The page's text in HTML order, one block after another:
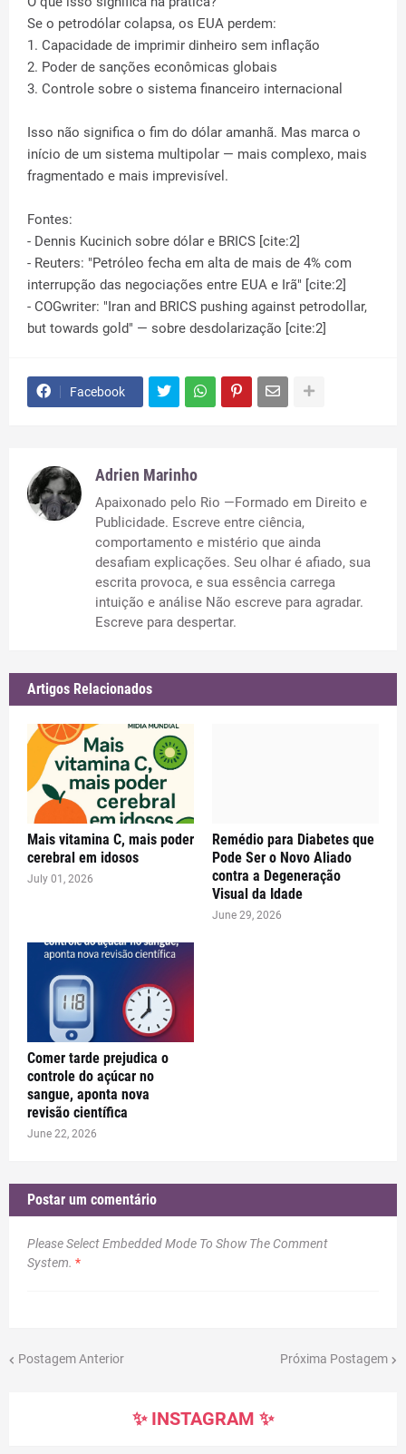
Se o petrodólar colapsa, os EUA perdem:
1. Capacidade de imprimir dinheiro sem inflação
2. Poder de sanções econômicas globais
3. Controle sobre o sistema financeiro internacional
Isso não significa o fim do dólar amanhã. Mas marca o
início de um sistema multipolar — mais complexo, mais
fragmentado e mais imprevisível.
Fontes:
- Dennis Kucinich sobre dólar e BRICS [cite:2]
- Reuters: "Petróleo fecha em alta de mais de 4% com
interrupção das negociações entre EUA e Irã" [cite:2]
- COGwriter: "Iran and BRICS pushing against petrodollar,
but towards gold" — sobre desdolarização [cite:2]
Facebook
Adrien Marinho
Apaixonado pelo Rio —Formado em Direito e
Publicidade. Escreve entre ciência,
comportamento e mistério que ainda
desafiam explicações. Seu olhar é afiado, sua
escrita provoca, e sua essência carrega
intuição e análise Não escreve para agradar.
Escreve para despertar.
Artigos Relacionados
Mais vitamina C, mais poder
cerebral em idosos
July 01, 2026
Remédio para Diabetes que
Pode Ser o Novo Aliado
contra a Degeneração
Visual da Idade
June 29, 2026
Comer tarde prejudica o
controle do açúcar no
sangue, aponta nova
revisão científica
June 22, 2026
Postar um comentário
Please Select Embedded Mode To Show The Comment
System. *
Postagem Anterior Próxima Postagem
✨ INSTAGRAM ✨